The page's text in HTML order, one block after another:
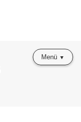
Menü